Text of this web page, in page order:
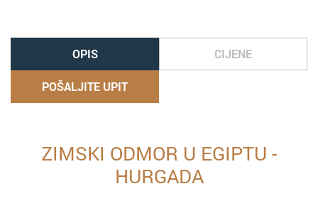
OPIS CIJENE
POŠALJITE UPIT
ZIMSKI ODMOR U EGIPTU -
HURGADA